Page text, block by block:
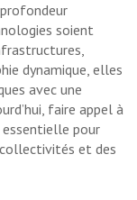
soient
dynamique, elles
avec une
faire appel à
essentielle pour
et des